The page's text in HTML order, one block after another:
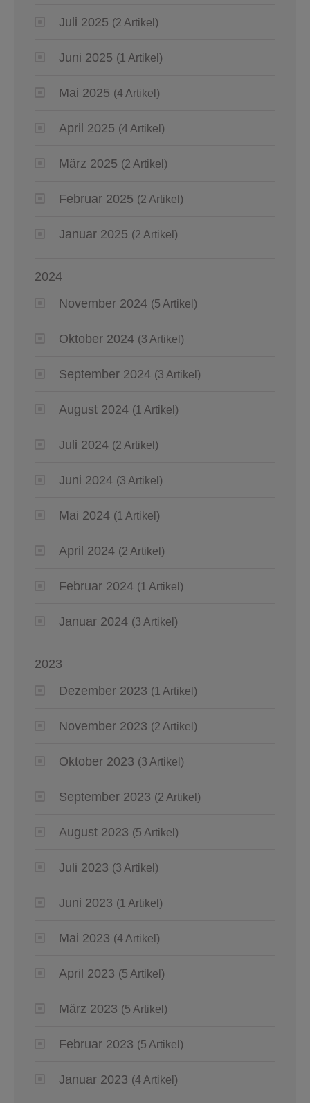
Juli 2025 (2 Artikel)
Juni 2025 (1 Artikel)
Mai 2025 (4 Artikel)
April 2025 (4 Artikel)
März 2025 (2 Artikel)
Februar 2025 (2 Artikel)
Januar 2025 (2 Artikel)
2024
November 2024 (5 Artikel)
Oktober 2024 (3 Artikel)
September 2024 (3 Artikel)
August 2024 (1 Artikel)
Juli 2024 (2 Artikel)
Juni 2024 (3 Artikel)
Mai 2024 (1 Artikel)
April 2024 (2 Artikel)
Februar 2024 (1 Artikel)
Januar 2024 (3 Artikel)
2023
Dezember 2023 (1 Artikel)
November 2023 (2 Artikel)
Oktober 2023 (3 Artikel)
September 2023 (2 Artikel)
August 2023 (5 Artikel)
Juli 2023 (3 Artikel)
Juni 2023 (1 Artikel)
Mai 2023 (4 Artikel)
April 2023 (5 Artikel)
März 2023 (5 Artikel)
Februar 2023 (5 Artikel)
Januar 2023 (4 Artikel)